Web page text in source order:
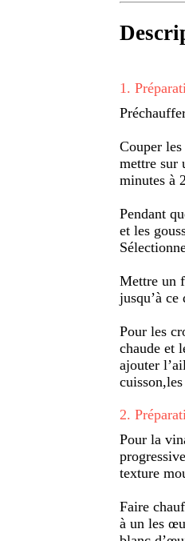
1 .
Couper
mettre sur
minutes à
Pendant
et les
Mettre un
jusqu’à
Pour les
chaude et
ajouter
2.
Pour la
texture
Faire
à un les